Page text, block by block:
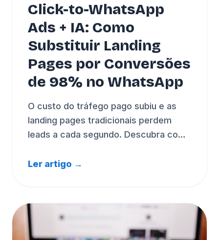
Click-to-WhatsApp
Ads + IA: Como
Substituir Landing
Pages por Conversões
de 98% no WhatsApp
O custo do tráfego pago subiu e as
landing pages tradicionais perdem
leads a cada segundo. Descubra como
WhatsApp com IA e CRM.
Ler artigo →